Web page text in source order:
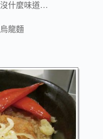
什麼味道…
龍麵